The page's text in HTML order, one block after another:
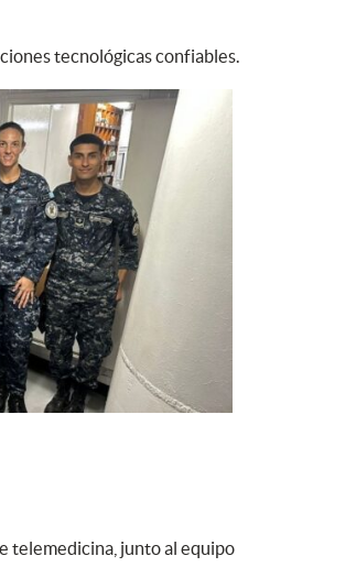
tecnológicas confiables.
telemedicina, junto al equipo